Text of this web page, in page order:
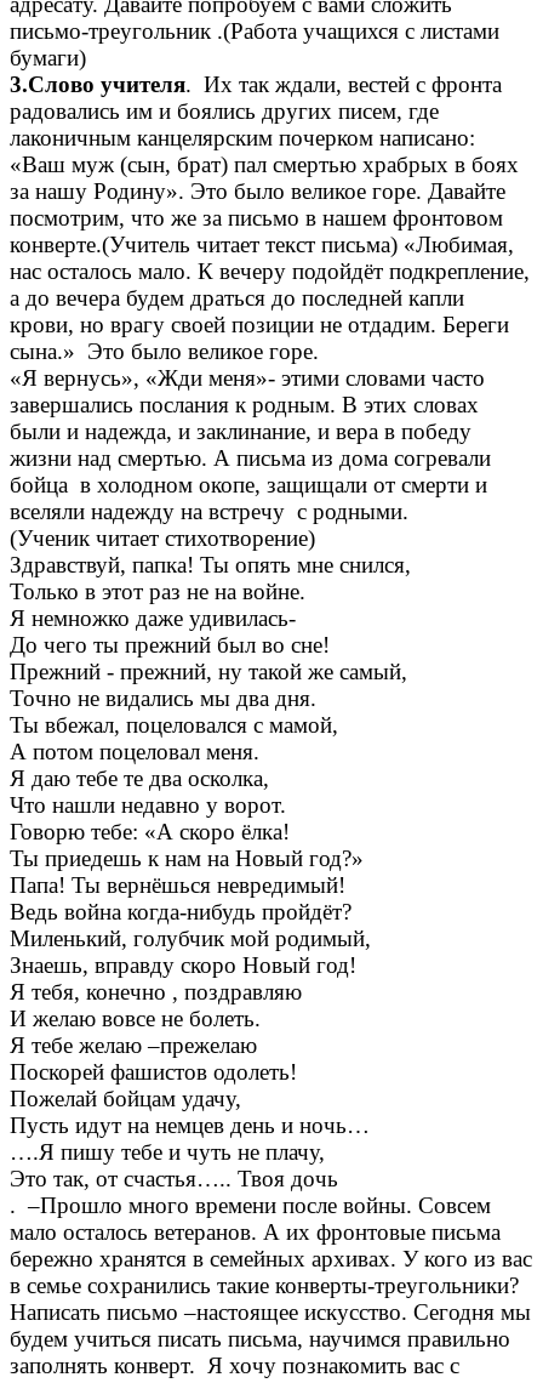
письмо-треугольник .(Работа учащихся с листами
бумаги)
3.Слово учителя. Их так ждали, вестей с фронта
радовались им и боялись других писем, где
лаконичным канцелярским почерком написано:
«Ваш муж (сын, брат) пал смертью храбрых в боях
за нашу Родину». Это было великое горе. Давайте
посмотрим, что же за письмо в нашем фронтовом
конверте.(Учитель читает текст письма) «Любимая,
нас осталось мало. К вечеру подойдёт подкрепление,
а до вечера будем драться до последней капли
крови, но врагу своей позиции не отдадим. Береги
сына.» Это было великое горе.
«Я вернусь», «Жди меня»- этими словами часто
завершались послания к родным. В этих словах
были и надежда, и заклинание, и вера в победу
жизни над смертью. А письма из дома согревали
бойца в холодном окопе, защищали от смерти и
вселяли надежду на встречу с родными.
(Ученик читает стихотворение)
Здравствуй, папка! Ты опять мне снился,
Только в этот раз не на войне.
Я немножко даже удивилась-
До чего ты прежний был во сне!
Прежний - прежний, ну такой же самый,
Точно не видались мы два дня.
Ты вбежал, поцеловался с мамой,
А потом поцеловал меня.
Я даю тебе те два осколка,
Что нашли недавно у ворот.
Говорю тебе: «А скоро ёлка!
Ты приедешь к нам на Новый год?»
Папа! Ты вернёшься невредимый!
Ведь война когда-нибудь пройдёт?
Миленький, голубчик мой родимый,
Знаешь, вправду скоро Новый год!
Я тебя, конечно , поздравляю
И желаю вовсе не болеть.
Я тебе желаю –прежелаю
Поскорей фашистов одолеть!
Пожелай бойцам удачу,
Пусть идут на немцев день и ночь…
….Я пишу тебе и чуть не плачу,
Это так, от счастья….. Твоя дочь
. –Прошло много времени после войны. Совсем
мало осталось ветеранов. А их фронтовые письма
бережно хранятся в семейных архивах. У кого из вас
в семье сохранились такие конверты-треугольники?
Написать письмо –настоящее искусство. Сегодня мы
будем учиться писать письма, научимся правильно
заполнять конверт. Я хочу познакомить вас с